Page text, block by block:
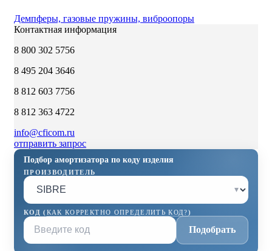
Демпферы, газовые пружины, виброопоры
Контактная информация
8 800 302 5756
8 495 204 3646
8 812 603 7756
8 812 363 4722
info@cficom.ru
отправить запрос
Подбор амортизатора по коду изделия
ПРОИЗВОДИТЕЛЬ
▾
КОД (КАК КОРРЕКТНО ОПРЕДЕЛИТЬ КОД?)
Подобрать